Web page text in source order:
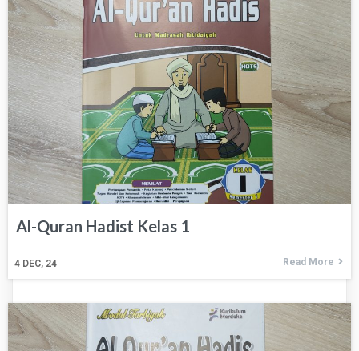
Al-Quran Hadist Kelas 1
4 DEC, 24 Read More